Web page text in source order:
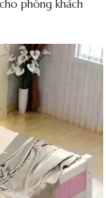
phòng khách